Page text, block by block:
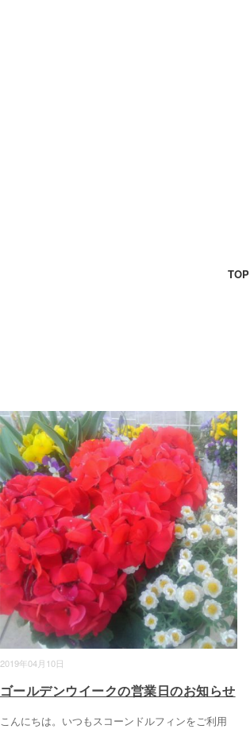
TOP
2019年04月10日
ゴールデンウイークの営業日のお知らせ
こんにちは。いつもスコーンドルフィンをご利用